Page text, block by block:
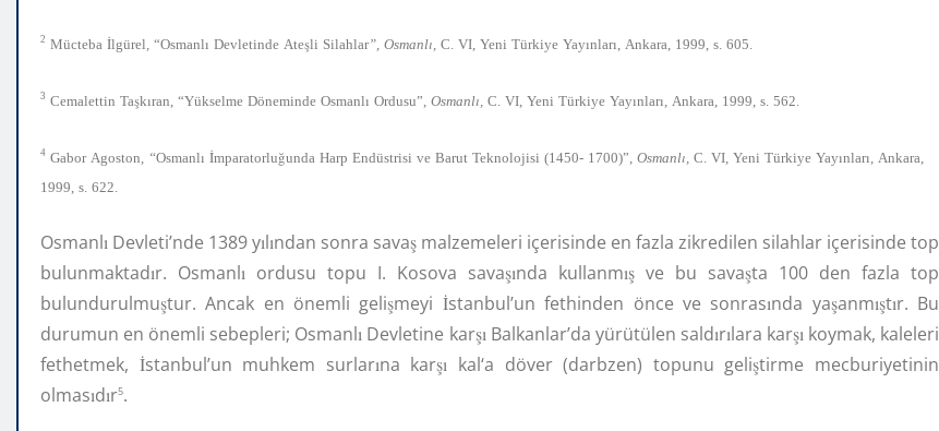
2 Mücteba İlgürel “Osmanlı Devletinde Ateşli Silahlar”, Osmanlı C. VI, Yeni Türkiye Yayınları Ankara, 1999, s. 605.
3 Cemalettin Taşkıran, “Yükselme Döneminde Osmanlı Ordusu”, Osmanlı C. VI, Yeni Türkiye Yayınları Ankara, 1999, s. 562.
4 Gabor Agoston “Osmanlı İmparatorluğunda Harp Endüstrisi ve Barut Teknolojisi (1450- 1700)”, Osmanlı C. VI, Yeni Türkiye Yayınları Ankara,
1999, s. 622.
Osmanlı Devleti’nde 1389 yılından sonra savaş malzemeleri içerisinde en fazla zikredilen silahlar içerisinde top
bulunmaktadır. Osmanlı ordusu topu I. Kosova savaşında kullanmış ve bu savaşta 100 den fazla top
bulundurulmuştur. Ancak en önemli gelişmeyi İstanbul’un fethinden önce ve sonrasında yaşanmıştır. Bu
durumun en önemli sebepleri; Osmanlı Devletine karşıBalkanlar’da yürütülen saldırılara karşı koymak, kaleleri
fethetmek, İstanbul’un muhkem surlarına karşı kal‘a döver (darbzen) topunu geliştirme mecburiyetinin
olmasıdır5.